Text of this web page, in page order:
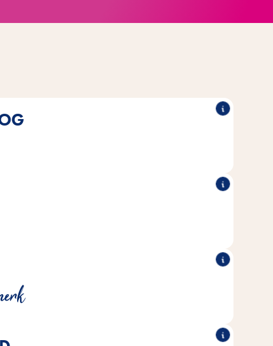
met 95% vlees en dierlijke ingrediënten.
toegevoegde suikers, granen,
kleurstoffen of conserveringsmiddelen.
MSC-gecertificeerde vis uit duurzame visserijen